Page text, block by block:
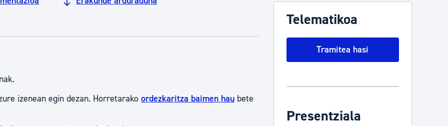
izenean egin dezan. Horretarako ordezkaritza baimen hau bete
Telematikoa
Tramitea hasi
Presentziala